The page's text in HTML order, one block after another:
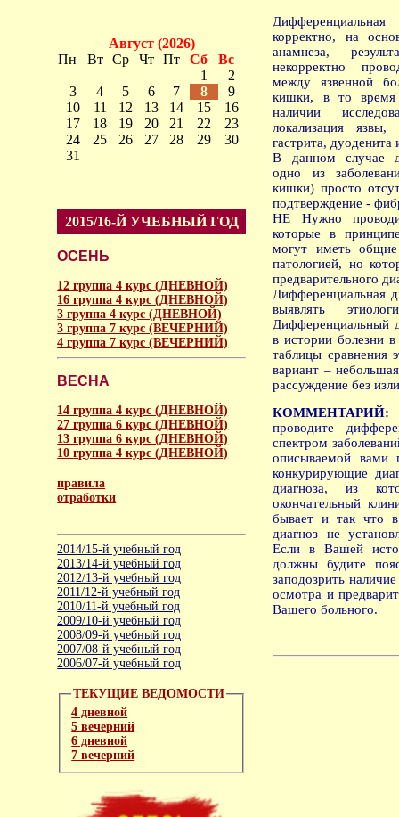
Август (2026)
Пн
Вт Ср Чт Пт Сб
Вс
1
2
3
4 5 6 7 8
9
10
11 12 13 14 15
16
17
18 19 20 21 22
23
24
25 26 27 28 29
30
31
2015/16-Й УЧЕБНЫЙ ГОД
ОСЕНЬ
12 группа 4 курс (ДНЕВНОЙ)
16 группа 4 курс (ДНЕВНОЙ)
3 группа 4 курс (ДНЕВНОЙ)
3 группа 7 курс (ВЕЧЕРНИЙ)
4 группа 7 курс (ВЕЧЕРНИЙ)
ВЕСНА
14 группа 4 курс (ДНЕВНОЙ)
27 группа 6 курс (ДНЕВНОЙ)
13 группа 6 курс (ДНЕВНОЙ)
10 группа 4 курс (ДНЕВНОЙ)
правила
отработки
2014/15-й учебный год
2013/14-й учебный год
2012/13-й учебный год
2011/12-й учебный год
2010/11-й учебный год
2009/10-й учебный год
2008/09-й учебный год
2007/08-й учебный год
2006/07-й учебный год
ТЕКУЩИЕ ВЕДОМОСТИ
4 дневной
5 вечерний
6 дневной
7 вечерний
Дифференциальная
корректно, на
анамнеза,
некорректно
между язвенной
кишки, в то время
наличии
локализация
гастрита, дуоденита
В данном случае
одно из
кишки) просто
подтверждение -
НЕ Нужно
которые в
могут иметь
патологией, но
предварительного
Дифференциальная
выявлять
Дифференциальный
в истории болезни
таблицы сравнения
вариант –
рассуждение без
КОММЕНТАРИЙ:
проводите
спектром
описываемой вами
конкурирующие
диагноза, из
окончательный
бывает и так что в
диагноз не
Если в Вашей
должны будите
заподозрить
осмотра и
Вашего больного.